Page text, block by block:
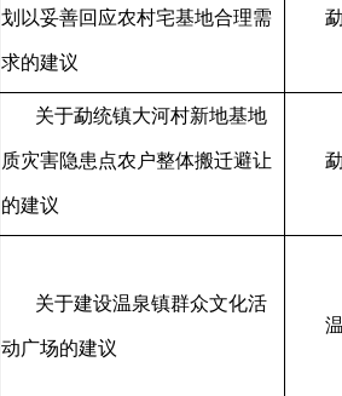
划以妥善回应农村宅基地合理需
求的建议
关于勐统镇大河村新地基地
质灾害隐患点农户整体搬迁避让
的建议
关于建设温泉镇群众文化活
动广场的建议